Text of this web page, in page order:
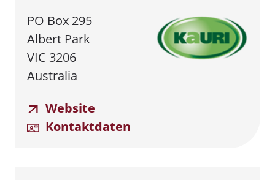
PO Box 295
Albert Park
VIC 3206
Australia
Website
Kontaktdaten